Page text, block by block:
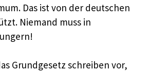
Das ist von der deutschen
Niemand muss in
Grundgesetz schreiben vor,